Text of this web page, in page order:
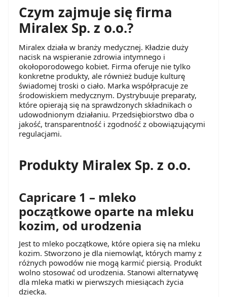
Czym zajmuje się firma
Miralex Sp. z o.o.?
Miralex działa w branży medycznej. Kładzie duży
nacisk na wspieranie zdrowia intymnego i
okołoporodowego kobiet. Firma oferuje nie tylko
konkretne produkty, ale również buduje kulturę
świadomej troski o ciało. Marka współpracuje ze
środowiskiem medycznym. Dystrybuuje preparaty,
które opierają się na sprawdzonych składnikach o
udowodnionym działaniu. Przedsiębiorstwo dba o
jakość, transparentność i zgodność z obowiązującymi
regulacjami.
Produkty Miralex Sp. z o.o.
Capricare 1 – mleko
początkowe oparte na mleku
kozim, od urodzenia
Jest to mleko początkowe, które opiera się na mleku
kozim. Stworzono je dla niemowląt, których mamy z
różnych powodów nie mogą karmić piersią. Produkt
wolno stosować od urodzenia. Stanowi alternatywę
dla mleka matki w pierwszych miesiącach życia
dziecka.